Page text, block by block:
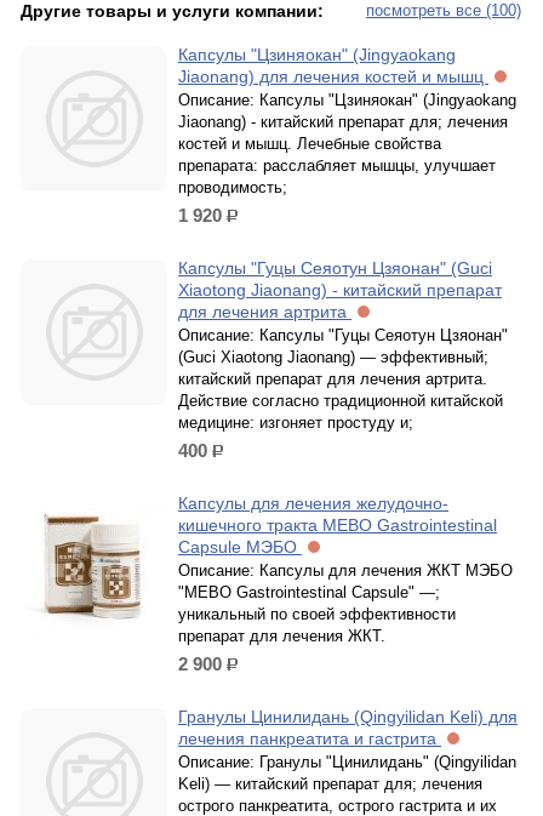
посмотреть все (100)
Другие товары и услуги компании:
Капсулы "Цзиняокан" (Jingyaokang
Jiaonang) для лечения костей и мышц
Описание: Капсулы "Цзиняокан" (Jingyaokang
Jiaonang) - китайский препарат для; лечения
костей и мышц. Лечебные свойства
препарата: расслабляет мышцы, улучшает
проводимость;
1 920 р.
Капсулы "Гуцы Сеяотун Цзяонан" (Guci
Xiaotong Jiaonang) - китайский препарат
для лечения артрита
Описание: Капсулы "Гуцы Сеяотун Цзяонан"
(Guci Xiaotong Jiaonang) — эффективный;
китайский препарат для лечения артрита.
Действие согласно традиционной китайской
медицине: изгоняет простуду и;
400 р.
Капсулы для лечения желудочно-
кишечного тракта MEBO Gastrointestinal
Capsule ​МЭБО
Описание: Капсулы для лечения ЖКТ МЭБО
"MEBO Gastrointestinal Capsule" —;
уникальный по своей эффективности
препарат для лечения ЖКТ.
2 900 р.
Гранулы Цинилидань (Qingyilidan Keli) для
лечения панкреатита и гастрита
Описание: Гранулы "Цинилидань" (Qingyilidan
Keli) — китайский препарат для; лечения
острого панкреатита, острого гастрита и их